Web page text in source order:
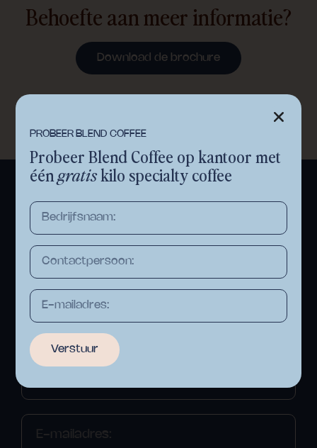
Behoefte aan meer informatie?
Download de brochure
Offerte aanvragen
PROBEER BLEND COFFEE
Probeer Blend Coffee op kantoor met
ééngratiskilo specialty coffee
Verstuur